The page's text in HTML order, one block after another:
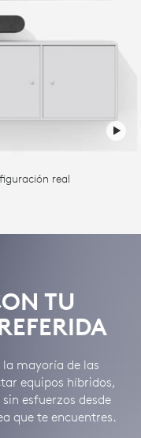
real
TU
mayoría de las
equipos híbridos,
esfuerzos desde
que te encuentres.